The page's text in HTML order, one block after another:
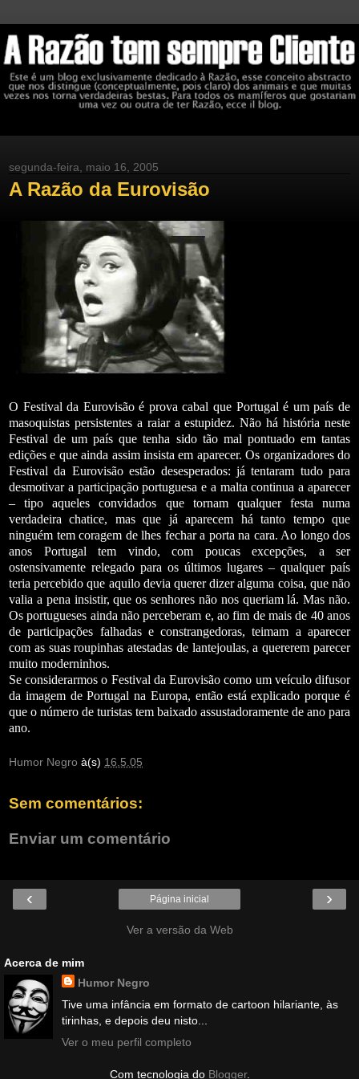
segunda-feira, maio 16, 2005
A Razão da Eurovisão
O Festival da Eurovisão é prova cabal que Portugal é um país de
masoquistas persistentes a raiar a estupidez. Não há história neste
Festival de um país que tenha sido tão mal pontuado em tantas
edições e que ainda assim insista em aparecer. Os organizadores do
Festival da Eurovisão estão desesperados: já tentaram tudo para
desmotivar a participação portuguesa e a malta continua a aparecer
– tipo aqueles convidados que tornam qualquer festa numa
verdadeira chatice, mas que já aparecem há tanto tempo que
ninguém tem coragem de lhes fechar a porta na cara. Ao longo dos
anos Portugal tem vindo, com poucas excepções, a ser
ostensivamente relegado para os últimos lugares – qualquer país
teria percebido que aquilo devia querer dizer alguma coisa, que não
valia a pena insistir, que os senhores não nos queriam lá. Mas não.
Os portugueses ainda não perceberam e, ao fim de mais de 40 anos
de participações falhadas e constrangedoras, teimam a aparecer
com as suas roupinhas atestadas de lantejoulas, a quererem parecer
muito moderninhos.
Se considerarmos o Festival da Eurovisão como um veículo difusor
da imagem de Portugal na Europa, então está explicado porque é
que o número de turistas tem baixado assustadoramente de ano para
ano.
Humor Negro à(s) 16.5.05
Sem comentários:
Enviar um comentário
‹ ›
Página inicial
Ver a versão da Web
Acerca de mim
Humor Negro
Tive uma infância em formato de cartoon hilariante, às
tirinhas, e depois deu nisto...
Ver o meu perfil completo
Com tecnologia do Blogger.